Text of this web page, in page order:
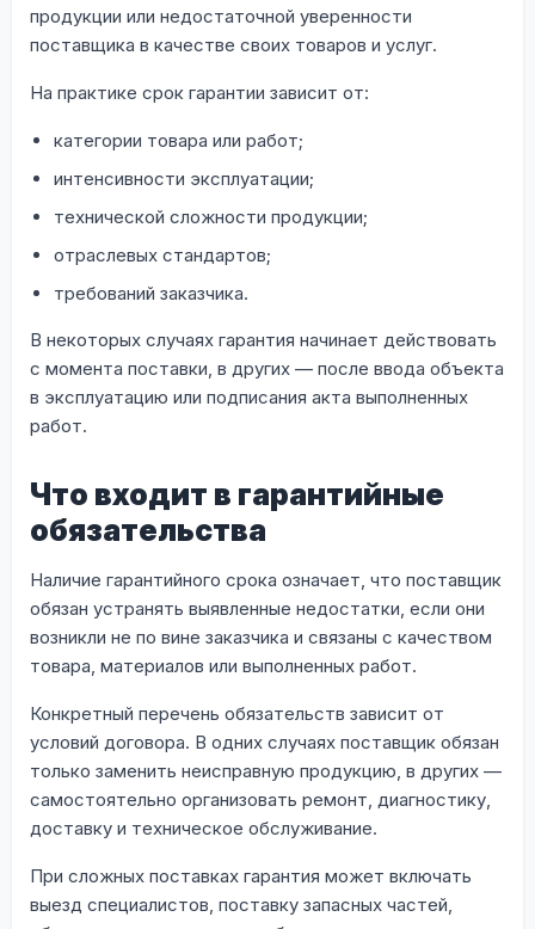
продукции или недостаточной уверенности
поставщика в качестве своих товаров и услуг.
На практике срок гарантии зависит от:
категории товара или работ;
интенсивности эксплуатации;
технической сложности продукции;
отраслевых стандартов;
требований заказчика.
В некоторых случаях гарантия начинает действовать
с момента поставки, в других — после ввода объекта
в эксплуатацию или подписания акта выполненных
работ.
Что входит в гарантийные
обязательства
Наличие гарантийного срока означает, что поставщик
обязан устранять выявленные недостатки, если они
возникли не по вине заказчика и связаны с качеством
товара, материалов или выполненных работ.
Конкретный перечень обязательств зависит от
условий договора. В одних случаях поставщик обязан
только заменить неисправную продукцию, в других —
самостоятельно организовать ремонт, диагностику,
доставку и техническое обслуживание.
При сложных поставках гарантия может включать
выезд специалистов, поставку запасных частей,